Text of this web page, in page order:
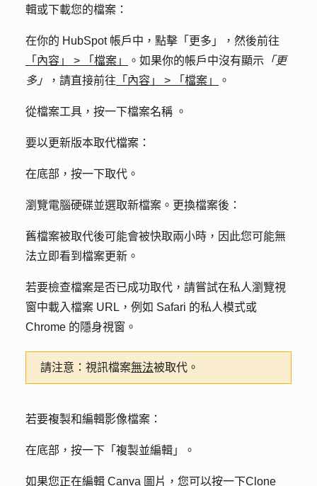
輯或下載您的檔案：
在你的 HubSpot 帳戶中，點擊 「更多」
，然後前往
「內容」
> 「檔案」 。如果你的帳戶中沒有顯示 「更
多」
，請直接前往 「內容」 > 「檔案」 。
從檔案工具，按一下檔案名稱 。
要以更新版本取代檔案：
在底部，按一下取代 。
瀏覽電腦硬碟並選取新檔案。更換檔案後：
舊檔案被取代後可能會被快取兩小時，因此您可能無
法立即看到檔案更新。
若要檢查檔案是否已成功取代，請嘗試在私人瀏覽視
窗中載入檔案 URL，例如 Safari 的私人模式或
Chrome 的隱身視窗。
請注意： 視訊檔案無法被取代。
若要複製和編輯影像檔案：
在底部，按一下「 複製並編輯 」。
如果您正在編輯 Canva 圖片，您可以按一下Clone